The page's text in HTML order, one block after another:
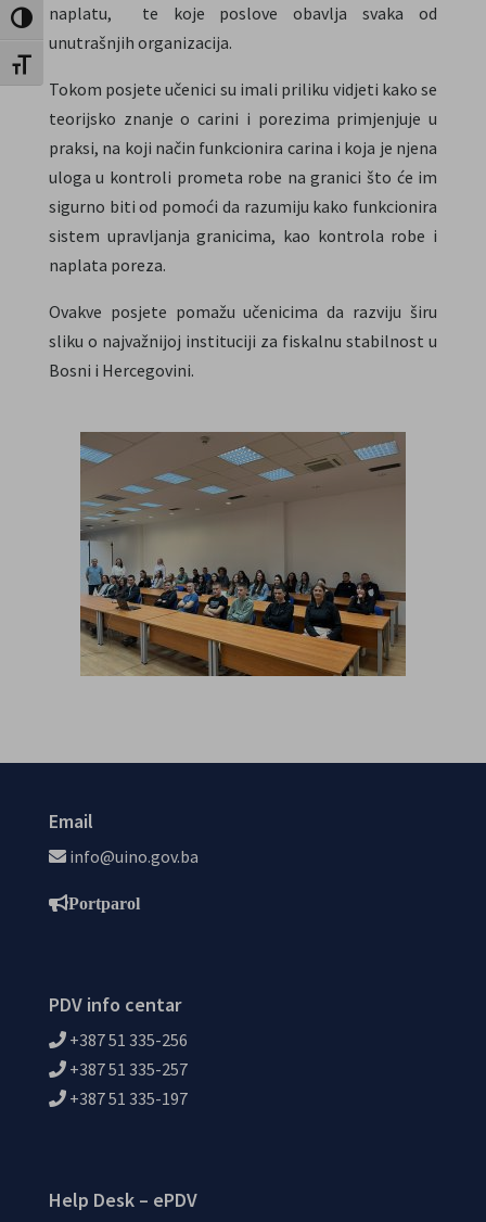
Toggle High Contrast
Toggle Font size
naplatu, te koje poslove obavlja svaka od
unutrašnjih organizacija.
Tokom posjete učenici su imali priliku vidjeti kako se
teorijsko znanje o carini i porezima primjenjuje u
praksi, na koji način funkcionira carina i koja je njena
uloga u kontroli prometa robe na granici što će im
sigurno biti od pomoći da razumiju kako funkcionira
sistem upravljanja granicima, kao kontrola robe i
naplata poreza.
Ovakve posjete pomažu učenicima da razviju širu
sliku o najvažnijoj instituciji za fiskalnu stabilnost u
Bosni i Hercegovini.
Email
info@uino.gov.ba
Portparol
PDV info centar
+387 51 335-256
+387 51 335-257
+387 51 335-197
Help Desk – ePDV